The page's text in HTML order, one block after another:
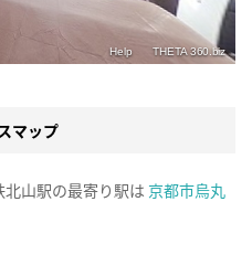
マップ
山駅の最寄り駅は 京都市烏丸